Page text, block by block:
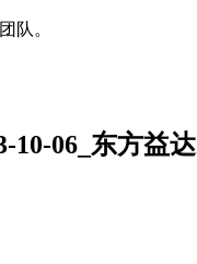
队。
10-06_东方益达